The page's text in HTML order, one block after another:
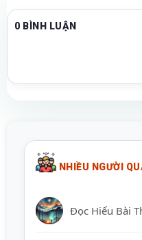
0 BÌNH LUẬN
NHIỀU NGƯỜI
Đọc Hiểu Bài